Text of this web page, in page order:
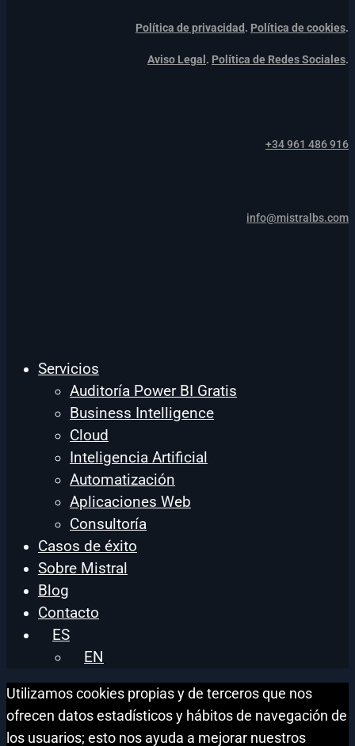
Política de privacidad . Política de cookies.
Aviso Legal . Política de Redes Sociales.
+34 961 486 916
info@mistralbs.com
Servicios
Auditoría Power BI Gratis
Business Intelligence
Cloud
Inteligencia Artificial
Automatización
Aplicaciones Web
Consultoría
Casos de éxito
Sobre Mistral
Blog
Contacto
ES
EN
Utilizamos cookies propias y de terceros que nos
ofrecen datos estadísticos y hábitos de navegación de
los usuarios; esto nos ayuda a mejorar nuestros